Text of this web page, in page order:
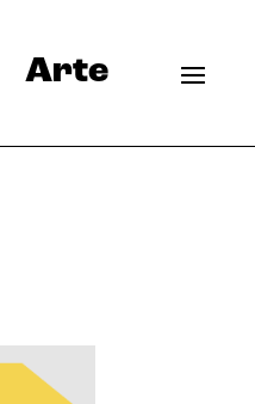
Arte